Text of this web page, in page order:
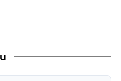
รงการ ได้แก่ สนามเด็กเล่น/สวน
ต์เกต, โลตัส บางบัวทอง, อิเกีย